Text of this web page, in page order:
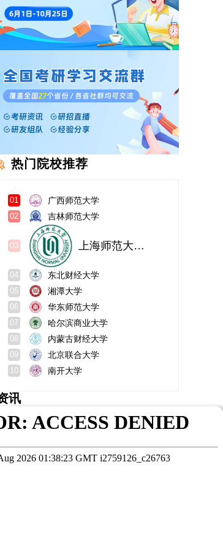
热门院校推荐
01 广西师范大学
02 吉林师范大学
上海师范大学未启用
05 湘潭大学
06 华东师范大学
07 哈尔滨商业大学
08 内蒙古财经大学
09 北京联合大学
10 南开大学
讯
汕头大学在职研究生上岸难度究竟如何？为何众多职场人钟情汕头大学在职研究生？
农业工程与信息技术研究生就业前景如何?考研考什么?
广西中医药大学王牌专业有？在职研究生报考要求是？